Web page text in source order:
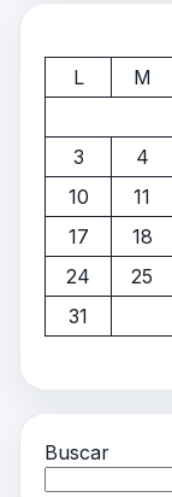
L
M
3
4
10
11
17
18
24
25
31
Buscar